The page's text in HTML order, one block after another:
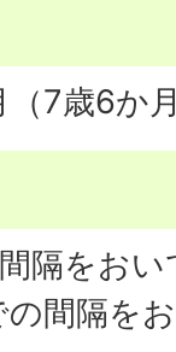
7歳6か
隔をおい
間隔を